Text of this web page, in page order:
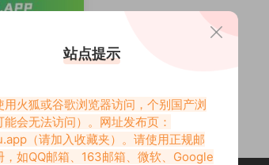
间资源鉴
站点提示
用火狐或谷歌浏览器访问，个别国产浏
能会无法访问）。网址发布页：
（请加入收藏夹）。请使用正规邮
，如QQ邮箱、163邮箱、微软、Google